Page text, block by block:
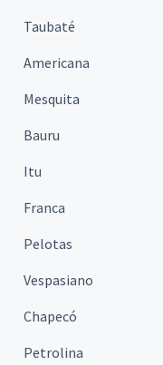
Taubaté
Americana
Mesquita
Bauru
Itu
Franca
Pelotas
Vespasiano
Chapecó
Petrolina